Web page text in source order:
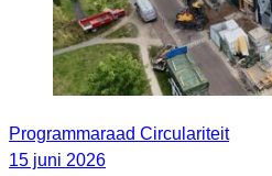
Programmaraad Circulariteit
15 juni 2026